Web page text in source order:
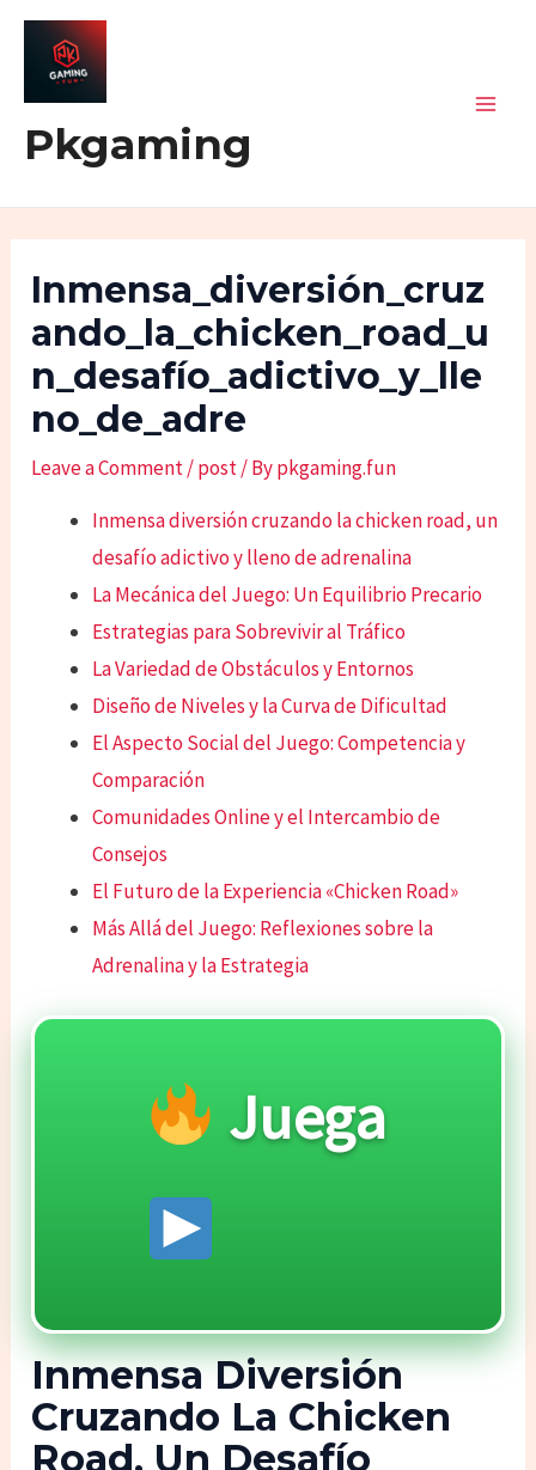
Skip
content
Pkgaming
Inmensa_diversión_cruz
Ando_la_chicken_road_u
N_desafío_adictivo_y_lle
No_de_adre
Leave a Comment/post/ Bypkgaming.fun
Inmensa diversión cruzando la chicken road, un
desafío adictivo y lleno de adrenalina
La Mecánica del Juego: Un Equilibrio Precario
Estrategias para Sobrevivir al Tráfico
La Variedad de Obstáculos y Entornos
Diseño de Niveles y la Curva de Dificultad
El Aspecto Social del Juego: Competencia y
Comparación
Comunidades Online y el Intercambio de
Consejos
El Futuro de la Experiencia «Chicken Road»
Más Allá del Juego: Reflexiones sobre la
Adrenalina y la Estrategia
Juega
Inmensa Diversión
Cruzando La Chicken
Road, Un Desafío
Post
navigation